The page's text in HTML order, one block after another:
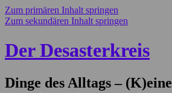
Zum primären Inhalt springen
Zum sekundären Inhalt springen
Der Desasterkreis
Dinge des Alltags – (K)eine